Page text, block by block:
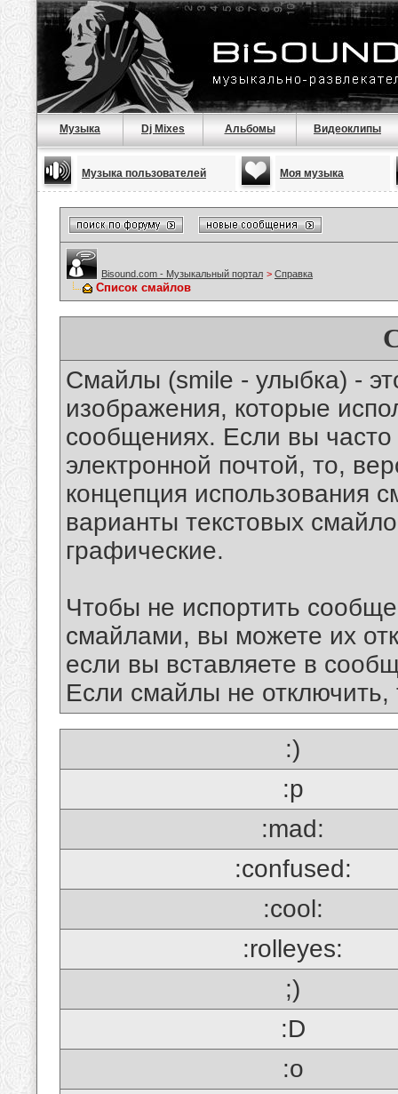
Музыка Dj Mixes Альбомы Видеоклипы
Музыка пользователей Моя музыка
Bisound.com - Музыкальный портал > Справка
Список смайлов
Смайлы (smile - улыбка) -
изображения, которые
сообщениях. Если вы часто
электронной почтой, то,
концепция использования
варианты текстовых
графические.
Чтобы не испортить
смайлами, вы можете их
если вы вставляете в
Если смайлы не отключить,
:)
:p
:mad:
:confused:
:cool:
:rolleyes:
;)
:D
:o